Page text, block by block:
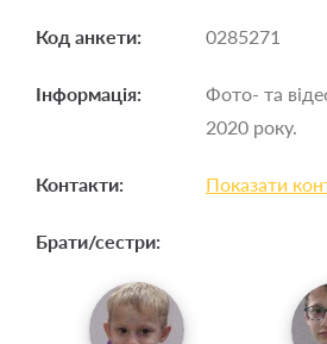
Код анкети: 0285271
Інформація:
Фото- та
2020 року.
Контакти: Показати
Брати/сестри: